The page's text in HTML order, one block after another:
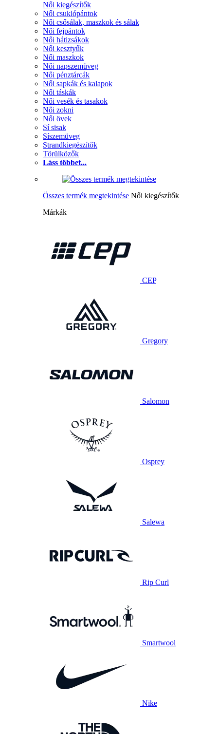
Női kiegészítők
Női csuklópántok
Női csősálak, maszkok és sálak
Női fejpántok
Női hátizsákok
Női kesztyűk
Női maszkok
Női napszemüveg
Női pénztárcák
Női sapkák és kalapok
Női táskák
Női vesék és tasakok
Női zokni
Női övek
Sí sisak
Síszemüveg
Strandkiegészítők
Törülközők
Láss többet...
Összes termék megtekintése Női kiegészítők
Márkák
CEP
Gregory
Salomon
Osprey
Salewa
Rip Curl
Smartwool
Nike